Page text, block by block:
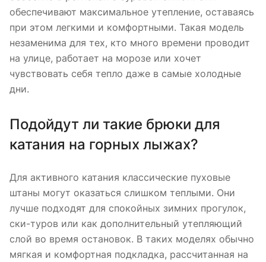
обеспечивают максимальное утепление, оставаясь
при этом легкими и комфортными. Такая модель
незаменима для тех, кто много времени проводит
на улице, работает на морозе или хочет
чувствовать себя тепло даже в самые холодные
дни.
Подойдут ли такие брюки для
катания на горных лыжах?
Для активного катания классические пуховые
штаны могут оказаться слишком теплыми. Они
лучше подходят для спокойных зимних прогулок,
ски-туров или как дополнительный утепляющий
слой во время остановок. В таких моделях обычно
мягкая и комфортная подкладка, рассчитанная на